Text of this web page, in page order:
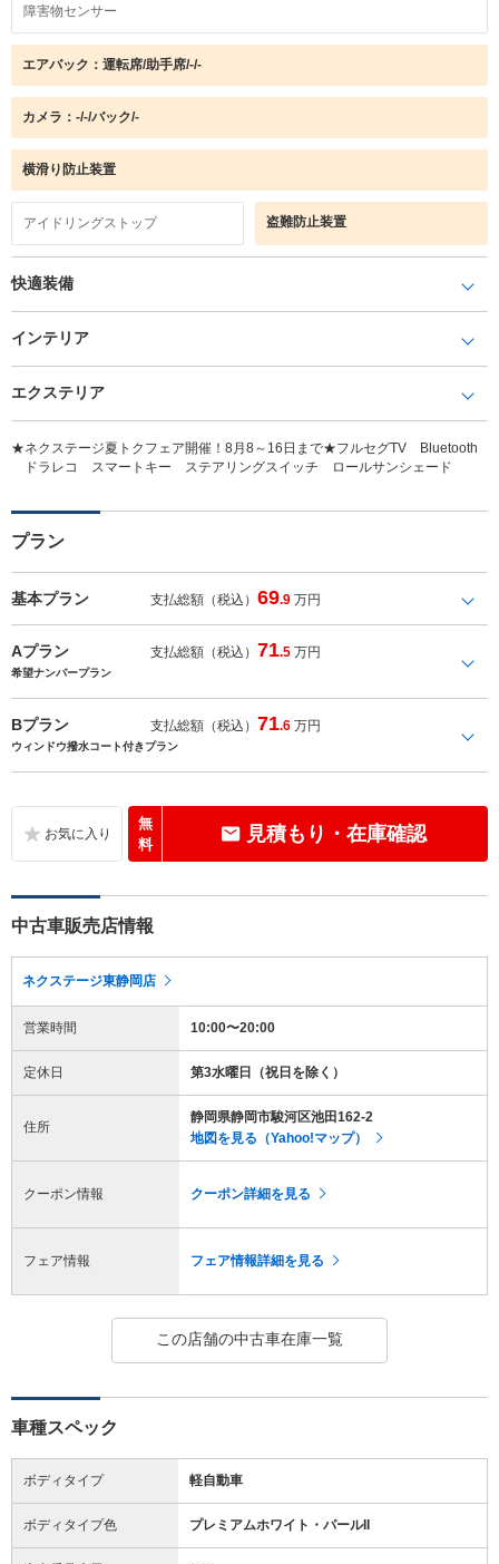
障害物センサー
エアバック：運転席/助手席/-/-
カメラ：-/-/バック/-
横滑り防止装置
アイドリングストップ 盗難防止装置
快適装備
インテリア
エクステリア
★ネクステージ夏トクフェア開催！8月8～16日まで★フルセグTV Bluetooth
ドラレコ スマートキー ステアリングスイッチ ロールサンシェード
プラン
基本プラン 支払総額（税込）69.9 万円
Aプラン 支払総額（税込） 71.5 万円
希望ナンバープラン
Bプラン 支払総額（税込） 71.6 万円
ウィンドウ撥水コート付きプラン
無
料
見積もり・在庫確認
中古車販売店情報
ネクステージ東静岡店
営業時間 10:00〜20:00
定休日 第3水曜日（祝日を除く）
住所
静岡県静岡市駿河区池田162-2
地図を見る（Yahoo!マップ）
クーポン情報 クーポン詳細を見る
フェア情報 フェア情報詳細を見る
この店舗の中古車在庫一覧
車種スペック
ボディタイプ 軽自動車
ボディタイプ色 プレミアムホワイト・パールII